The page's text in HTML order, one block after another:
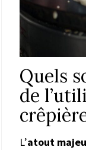
Quels
de
L’atout